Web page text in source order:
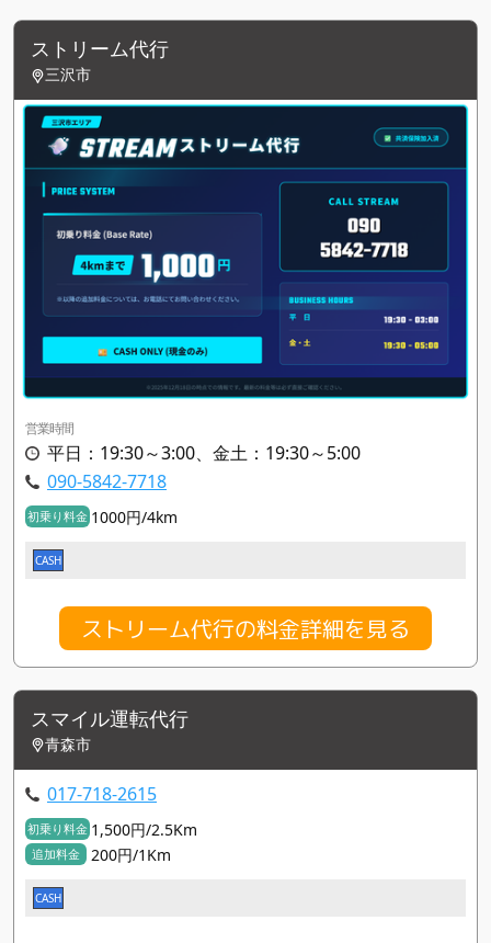
ストリーム代行
三沢市
営業時間
平日：19:30～3:00、金土：19:30～5:00
090-5842-7718
初乗り料金 1000円/4km
CASH
ストリーム代行の料金詳細を見る
スマイル運転代行
青森市
017-718-2615
初乗り料金 1,500円/2.5Km
追加料金 200円/1Km
CASH